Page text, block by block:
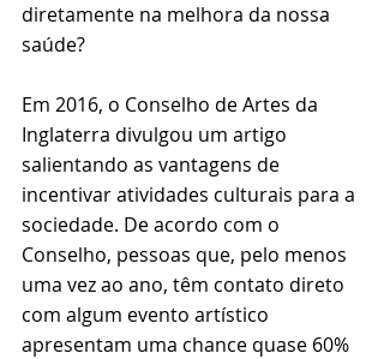
diretamente na melhora da nossa
saúde?
Em 2016, o Conselho de Artes da
Inglaterra divulgou um artigo
salientando as vantagens de
incentivar atividades culturais para a
sociedade. De acordo com o
Conselho, pessoas que, pelo menos
uma vez ao ano, têm contato direto
com algum evento artístico
apresentam uma chance quase 60%